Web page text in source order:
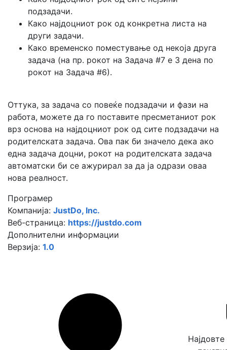
подзадачи.
Како најдоцниот рок од конкретна листа на
други задачи.
Како временско поместување од некоја друга
задача (на пр. рокот на Задача #7 е 3 дена по
рокот на Задача #6).
Оттука, за задача со повеќе подзадачи и фази на
работа, можете да го поставите пресметаниот рок
врз основа на најдоцниот рок од сите подзадачи на
родителската задача. Ова пак би значело дека ако
една задача доцни, рокот на родителската задача
автоматски би се ажурирал за да ја одрази оваа
нова реалност.
Програмер
Компанија: JustDo, Inc.
Веб-страница: https://justdo.com
Дополнителни информации
Верзија: 1.0